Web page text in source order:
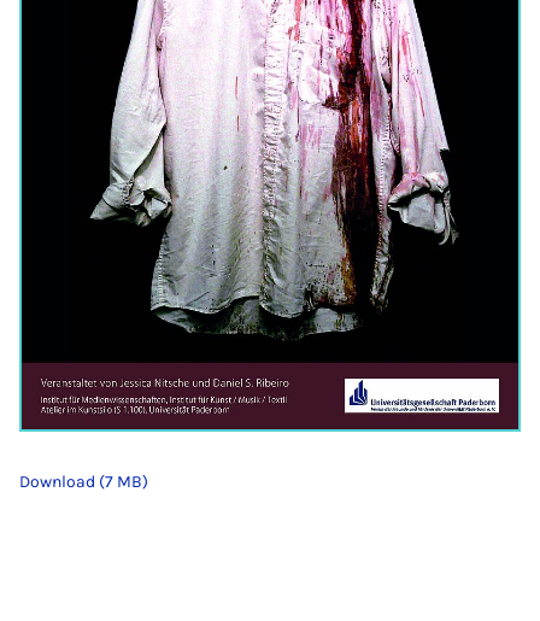
Download (7 MB)